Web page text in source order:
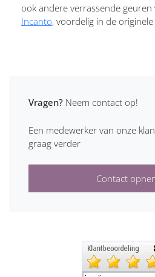
ook andere verrassende geuren
Incanto, voordelig in de
Vragen? Neem contact op!
Een medewerker van onze
graag verder
Contact